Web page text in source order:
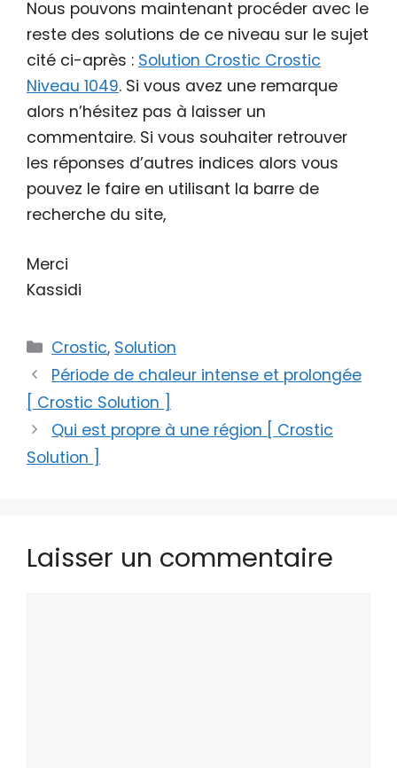
Nous pouvons maintenant procéder avec le
reste des solutions de ce niveau sur le sujet
cité ci-après : Solution Crostic Crostic
Niveau 1049. Si vous avez une remarque
alors n’hésitez pas à laisser un
commentaire. Si vous souhaiter retrouver
les réponses d’autres indices alors vous
pouvez le faire en utilisant la barre de
recherche du site,
Merci
Kassidi
Catégories
Crostic, Solution
Période de chaleur intense et prolongée
[ Crostic Solution ]
Qui est propre à une région [ Crostic
Solution ]
Laisser un commentaire